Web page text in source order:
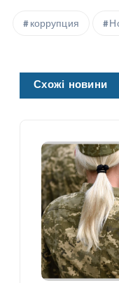
коррупция
Схожі новини